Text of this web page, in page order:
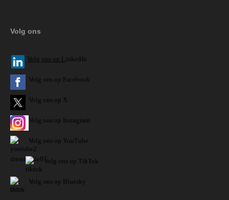
Volg ons
Volg ons op L inkedIn
Volg ons op Facebook
Volg ons op X
Volg ons op Instagram
Volg ons op YouTube
Volg ons op TikTok
Volg ons op Bluesky